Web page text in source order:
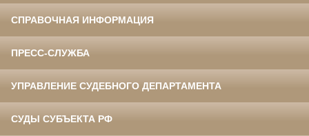
СПРАВОЧНАЯ ИНФОРМАЦИЯ
ПРЕСС-СЛУЖБА
УПРАВЛЕНИЕ СУДЕБНОГО ДЕПАРТАМЕНТА
СУДЫ СУБЪЕКТА РФ